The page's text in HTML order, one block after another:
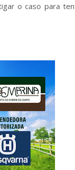
o caso para